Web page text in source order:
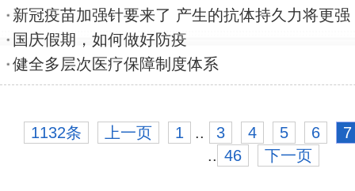
新冠疫苗加强针要来了 产生的抗体持久力将更强
国庆假期，如何做好防疫
健全多层次医疗保障制度体系
1132条 上一页 1 .. 3 4 5 6
7
.. 46 下一页